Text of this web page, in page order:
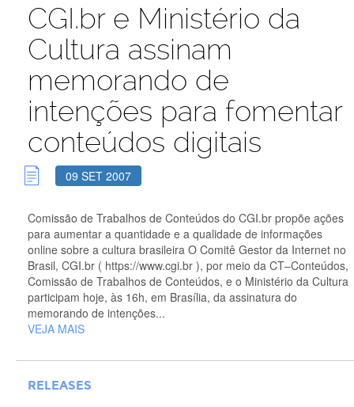
CGI.br e Ministério da
Cultura assinam
memorando de
intenções para fomentar
conteúdos digitais
09 SET 2007
Comissão de Trabalhos de Conteúdos do CGI.br propõe ações
para aumentar a quantidade e a qualidade de informações
online sobre a cultura brasileira O Comitê Gestor da Internet no
Brasil, CGI.br ( https://www.cgi.br ), por meio da CT–Conteúdos,
Comissão de Trabalhos de Conteúdos, e o Ministério da Cultura
participam hoje, às 16h, em Brasília, da assinatura do
memorando de intenções...
VEJA MAIS
RELEASES